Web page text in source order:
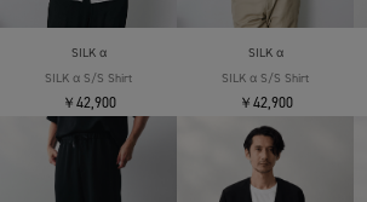
SILK α
SILK α S/S Shirt
￥42,900
SILK α
SILK α S/S Shirt
￥42,900